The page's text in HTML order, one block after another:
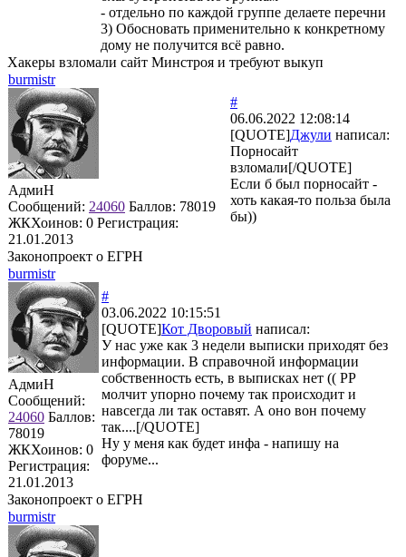
- отдельно по каждой группе делаете перечни
3) Обосновать применительно к конкретному
дому не получится всё равно.
Хакеры взломали сайт Минстроя и требуют выкуп
burmistr
АдмиН
Сообщений: 24060 Баллов: 78019
ЖКХоинов: 0 Регистрация:
21.01.2013
#
06.06.2022 12:08:14
[QUOTE]Джули написал:
Порносайт
взломали[/QUOTE]
Если б был порносайт -
хоть какая-то польза была
бы))
Законопроект о ЕГРН
burmistr
АдмиН
Сообщений:
24060 Баллов:
78019
ЖКХоинов: 0
Регистрация:
21.01.2013
#
03.06.2022 10:15:51
[QUOTE]Кот Дворовый написал:
У нас уже как 3 недели выписки приходят без
информации. В справочной информации
собственность есть, в выписках нет (( РР
молчит упорно почему так происходит и
навсегда ли так оставят. А оно вон почему
так....[/QUOTE]
Ну у меня как будет инфа - напишу на
форуме...
Законопроект о ЕГРН
burmistr